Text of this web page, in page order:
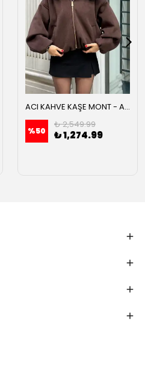
ACI KAHVE KAŞE MONT - Acı kahve
%50
₺ 2,549.99
₺ 1,274.99